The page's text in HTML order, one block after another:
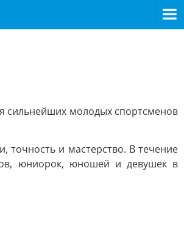
сильнейших молодых спортсменов
точность и мастерство. В течение
юниорок, юношей и девушек в